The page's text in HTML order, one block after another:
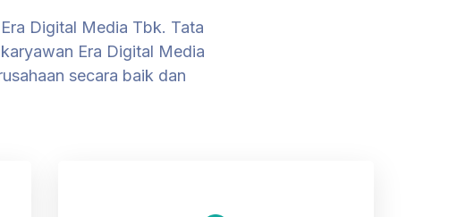
Digital Media Tbk. Tata
Era Digital Media
secara baik dan